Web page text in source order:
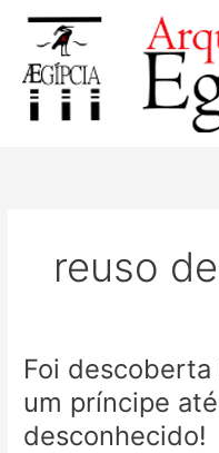
conteúdo
reuso
Foi
um príncipe
desconhecido!